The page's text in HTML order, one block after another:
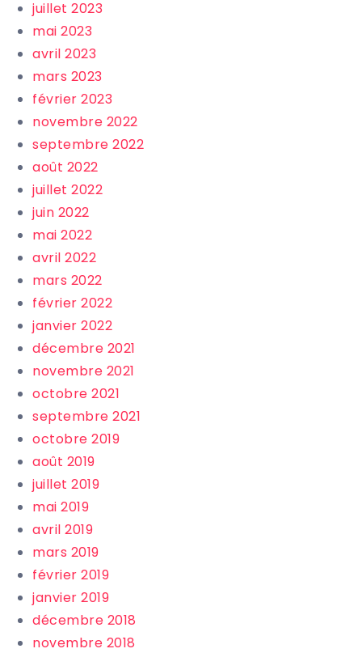
juillet 2023
mai 2023
avril 2023
mars 2023
février 2023
novembre 2022
septembre 2022
août 2022
juillet 2022
juin 2022
mai 2022
avril 2022
mars 2022
février 2022
janvier 2022
décembre 2021
novembre 2021
octobre 2021
septembre 2021
octobre 2019
août 2019
juillet 2019
mai 2019
avril 2019
mars 2019
février 2019
janvier 2019
décembre 2018
novembre 2018